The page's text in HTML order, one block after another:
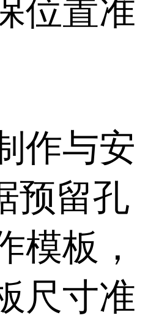
位置准
作与安
预留孔
模板，
尺寸准